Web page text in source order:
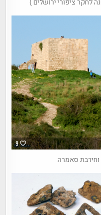
לחקר ציפורי ירושלים )
9
וחירבת סאמרה